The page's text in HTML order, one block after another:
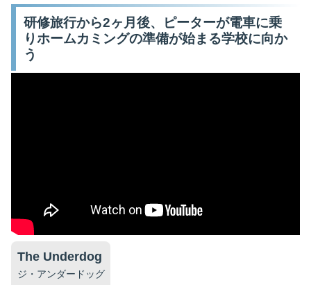
研修旅行から2ヶ月後、ピーターが電車に乗
りホームカミングの準備が始まる学校に向か
う
The Underdog
ジ・アンダードッグ